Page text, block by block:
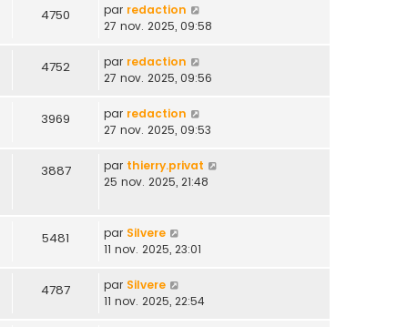
4750 par redaction
27 nov. 2025, 09:58
4752 par redaction
27 nov. 2025, 09:56
3969 par redaction
27 nov. 2025, 09:53
3887 par thierry.privat
25 nov. 2025, 21:48
5481 par Silvere
11 nov. 2025, 23:01
4787 par Silvere
11 nov. 2025, 22:54